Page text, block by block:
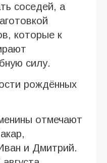
соседей, а
которые к
силу.
рождённых
отмечают
и Дмитрий.